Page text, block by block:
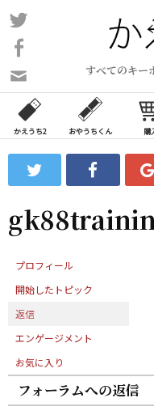
コ
ン
ン
ツ
ス
ッ
すべてのキー
い
合
わ
フ
ォ
ム
かえうち2 おやうちくん 購
プロフィール
開始したトピック
返信
エンゲージメント
お気に入り
フォーラムへの返信